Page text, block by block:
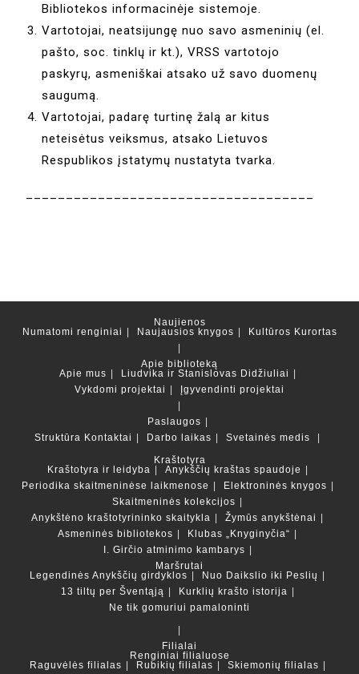
Bibliotekos informacinėje sistemoje.
Vartotojai, neatsijungę nuo savo asmeninių (el.
pašto, soc. tinklų ir kt.), VRSS vartotojo
paskyrų, asmeniškai atsako už savo duomenų
saugumą.
Vartotojai, padarę turtinę žalą ar kitus
neteisėtus veiksmus, atsako Lietuvos
Respublikos įstatymų nustatyta tvarka.
Naujienos
Numatomi renginiai
Naujausios knygos Kultūros Kurortas
Apie biblioteką
Apie mus
Liudvika ir Stanislovas Didžiuliai
Vykdomi projektai
Įgyvendinti projektai
Paslaugos
Struktūra Kontaktai Darbo laikas
Svetainės medis
Kraštotyra
Kraštotyra ir leidyba
Anykščių kraštas spaudoje
Periodika skaitmeninėse laikmenose
Elektroninės knygos
Skaitmeninės kolekcijos
Anykštėno kraštotyrininko skaitykla
Žymūs anykštėnai
Asmeninės bibliotekos
Klubas „Knyginyčia“
I. Girčio atminimo kambarys
Maršrutai
Legendinės Anykščių girdyklos
Nuo Daikslio iki Peslių
13 tiltų per Šventąją
Kurklių krašto istorija
Ne tik gomuriui pamaloninti
Filialai
Renginiai filialuose
Raguvėlės filialas
Rubikių filialas Skiemonių filialas